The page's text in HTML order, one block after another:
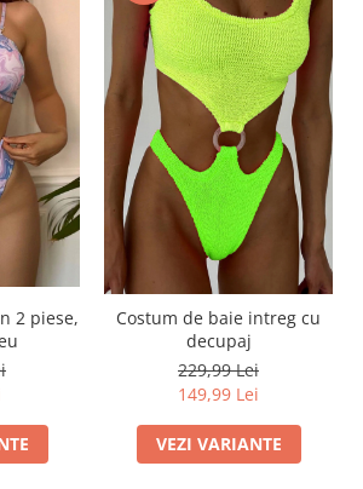
2 piese,
Costum de baie intreg cu
decupaj
229,99 Lei
149,99 Lei
VEZI VARIANTE